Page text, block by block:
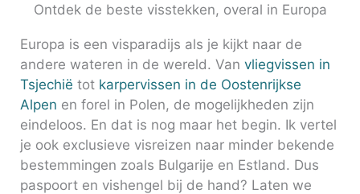
Ontdek de beste visstekken, overal in Europa
Europa is een visparadijs als je kijkt naar de
andere wateren in de wereld. Van vliegvissen in
Tsjechië tot karpervissen in de Oostenrijkse
Alpen en forel in Polen, de mogelijkheden zijn
eindeloos. En dat is nog maar het begin. Ik vertel
je ook exclusieve visreizen naar minder bekende
bestemmingen zoals Bulgarije en Estland. Dus
paspoort en vishengel bij de hand? Laten we